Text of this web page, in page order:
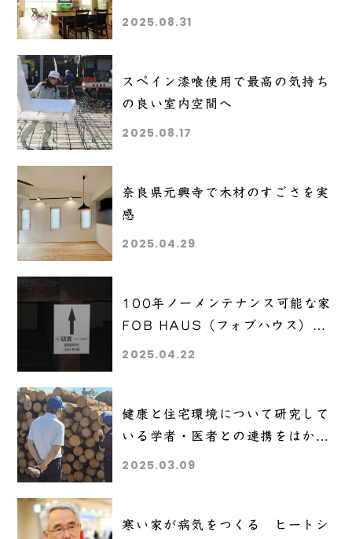
した【一発基礎】
2025.08.31
スペイン漆喰使用で最高の気持ち
の良い室内空間へ
2025.08.17
奈良県元興寺で木材のすごさを実
感
2025.04.29
100年ノーメンテナンス可能な家
FOB HAUS（フォブハウス）の
2025.04.22
健康と住宅環境について研究して
いる学者・医者との連携をはかっ
ています
2025.03.09
寒い家が病気をつくる ヒートシ